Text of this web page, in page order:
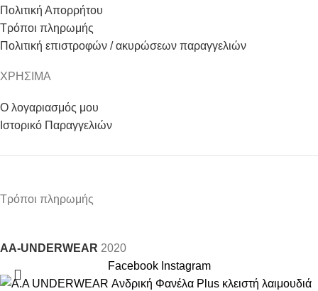
Πολιτική Απορρήτου
Τρόποι πληρωμής
Πολιτική επιστροφών / ακυρώσεων παραγγελιών
ΧΡΗΣΙΜΑ
Ο λογαριασμός μου
Ιστορικό Παραγγελιών
Τρόποι πληρωμής
AA-UNDERWEAR 2020
Facebook Instagram